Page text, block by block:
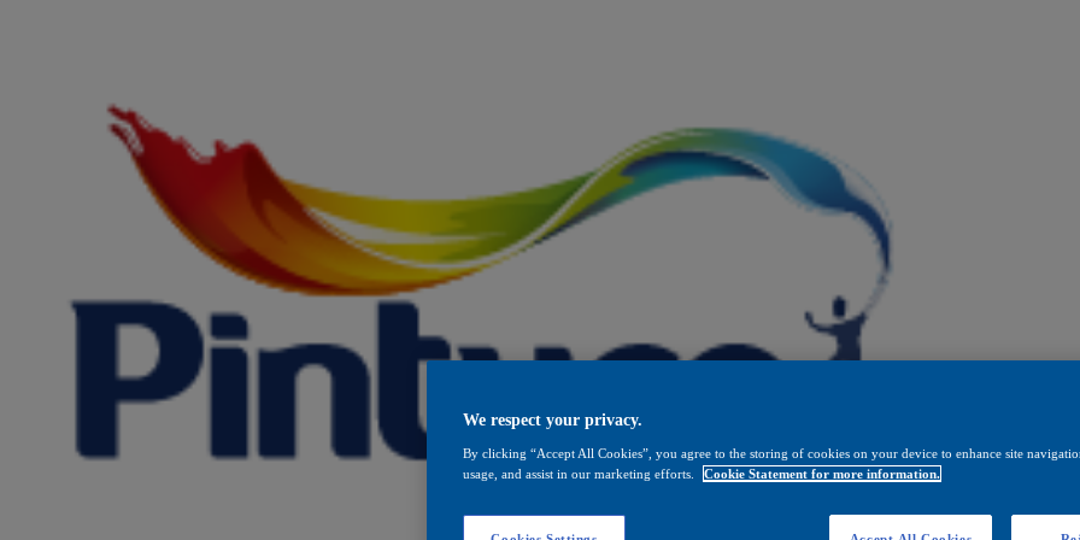
We respect your privacy.
By clicking “Accept All Cookies”, you agree to the storing of cookies on your device to enhance site
usage, and assist in our marketing efforts.
Cookie Statement for more information.